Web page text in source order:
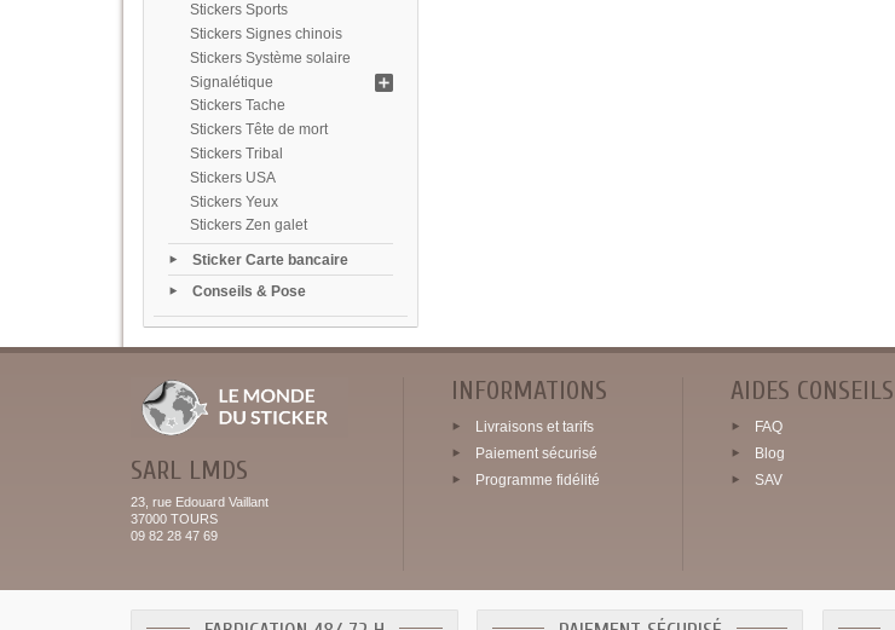
Stickers Sports
Stickers Signes chinois
Stickers Système solaire
Signalétique
Stickers Tache
Stickers Tête de mort
Stickers Tribal
Stickers USA
Stickers Yeux
Stickers Zen galet
Sticker Carte bancaire
Conseils & Pose
SARL LMDS
23, rue Edouard Vaillant
37000 TOURS
09 82 28 47 69
INFORMATIONS
Livraisons et tarifs
Paiement sécurisé
Programme fidélité
AIDES CONSEILS
FAQ
Blog
SAV